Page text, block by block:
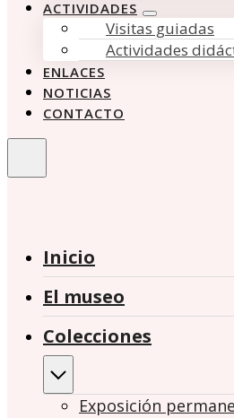
ACTIVIDADES
Visitas guiadas
Actividades
ENLACES
NOTICIAS
CONTACTO
Inicio
El museo
Colecciones
Exposición